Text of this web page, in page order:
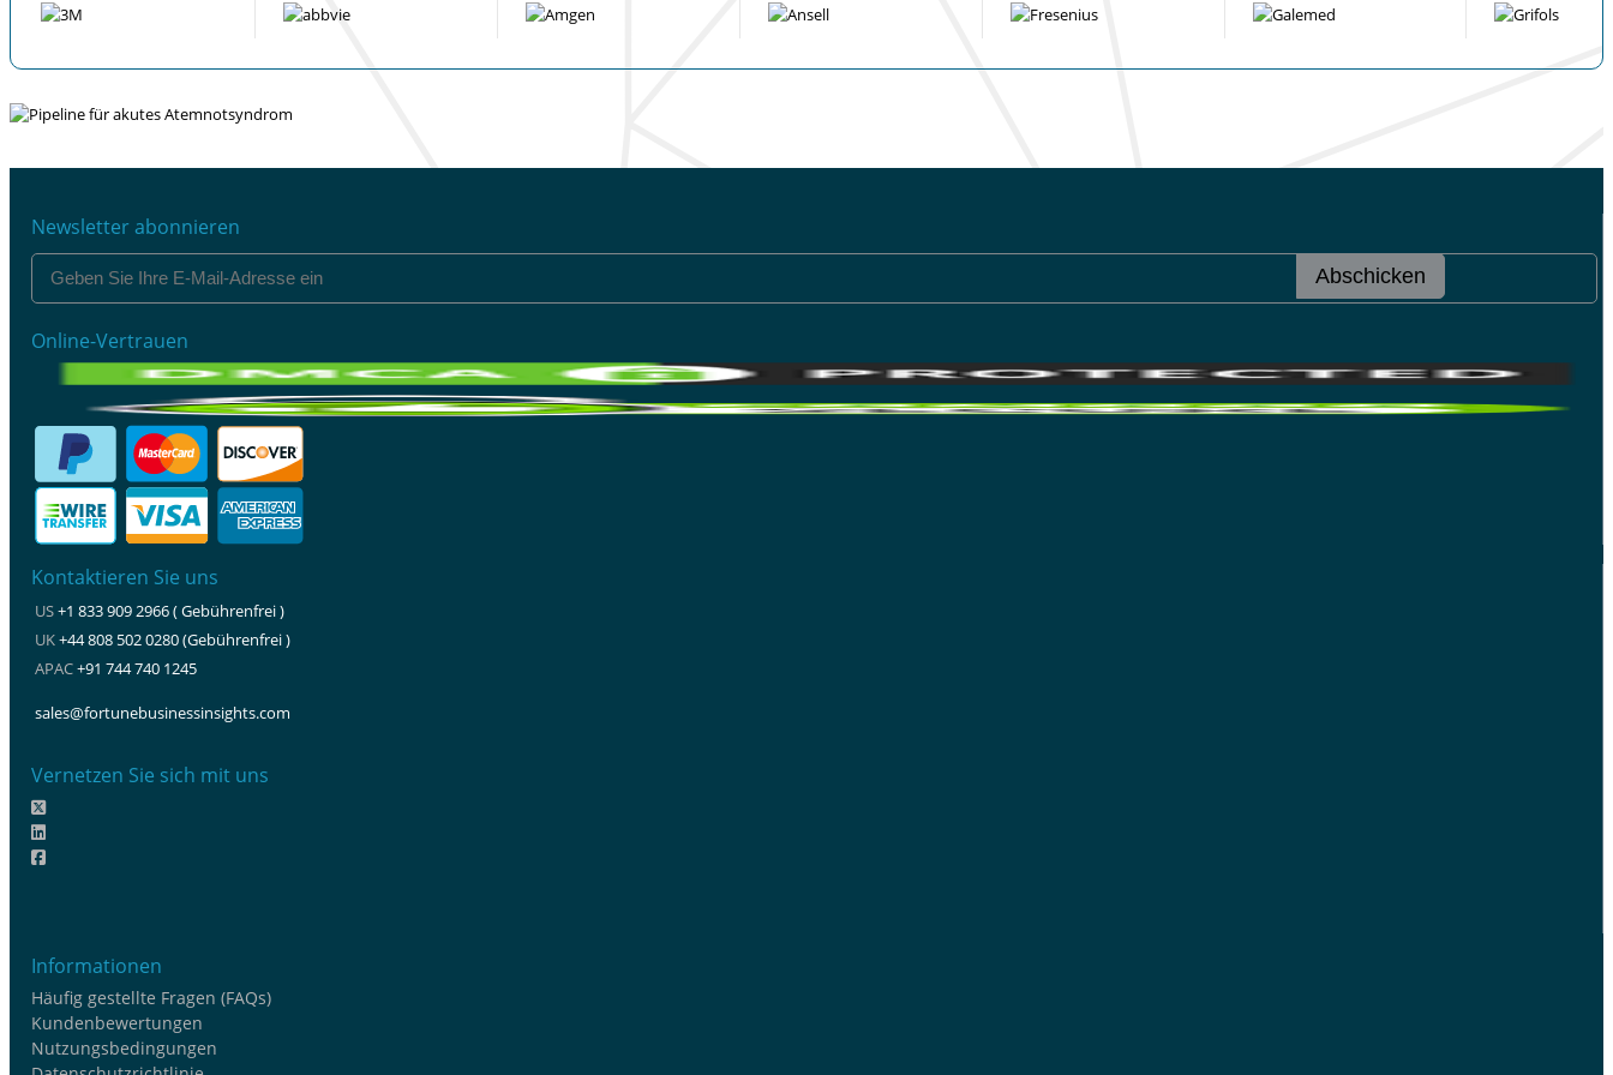
Newsletter abonnieren
Abschicken
Online-Vertrauen
Kontaktieren Sie uns
US+1 833 909 2966 ( Gebührenfrei )
UK+44 808 502 0280 (Gebührenfrei )
APAC+91 744 740 1245
sales@fortunebusinessinsights.com
Vernetzen Sie sich mit uns
Informationen
Häufig gestellte Fragen (FAQs)
Kundenbewertungen
Nutzungsbedingungen